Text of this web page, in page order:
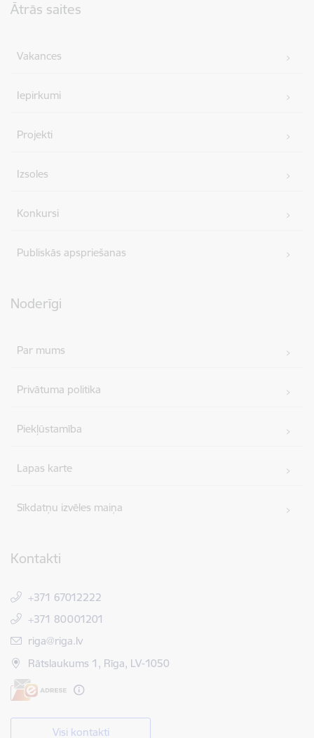
Ātrās saites
Vakances
Iepirkumi
Projekti
Izsoles
Konkursi
Publiskās apspriešanas
Noderīgi
Par mums
Privātuma politika
Piekļūstamība
Lapas karte
Sīkdatņu izvēles maiņa
Kontakti
+371 67012222
+371 80001201
E-pasts:
riga@riga.lv
Rātslaukums 1, Rīga, LV-1050
Visi kontakti